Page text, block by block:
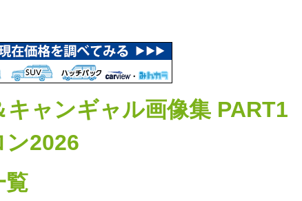
キャンギャル画像集 PART1
ン2026
覧